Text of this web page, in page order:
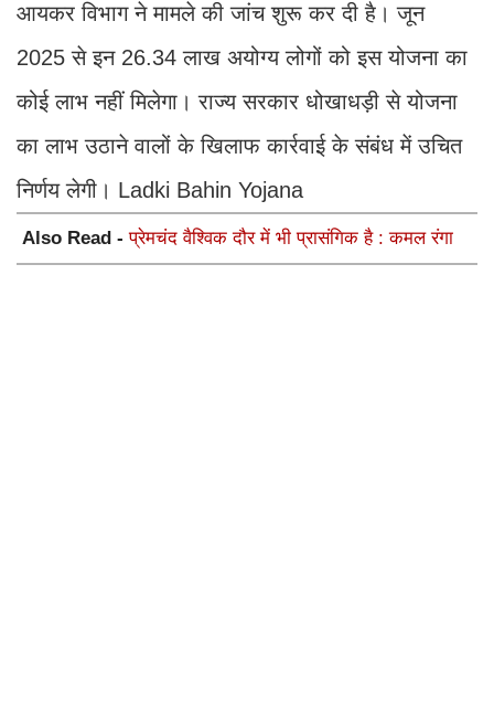
आयकर विभाग ने मामले की जांच शुरू कर दी है। जून
2025 से इन 26.34 लाख अयोग्य लोगों को इस योजना का
कोई लाभ नहीं मिलेगा। राज्य सरकार धोखाधड़ी से योजना
का लाभ उठाने वालों के खिलाफ कार्रवाई के संबंध में उचित
निर्णय लेगी। Ladki Bahin Yojana
Also Read -प्रेमचंद वैश्विक दौर में भी प्रासंगिक है : कमल रंगा